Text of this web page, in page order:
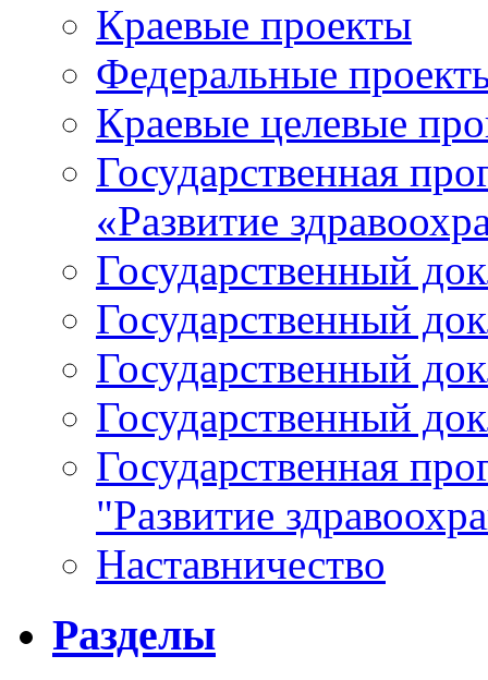
Краевые проекты
Федеральные
Краевые целевые
Государственная
«Развитие
Государственный
Государственный
Государственный
Государственный
Государственная
"Развитие
Наставничество
Разделы